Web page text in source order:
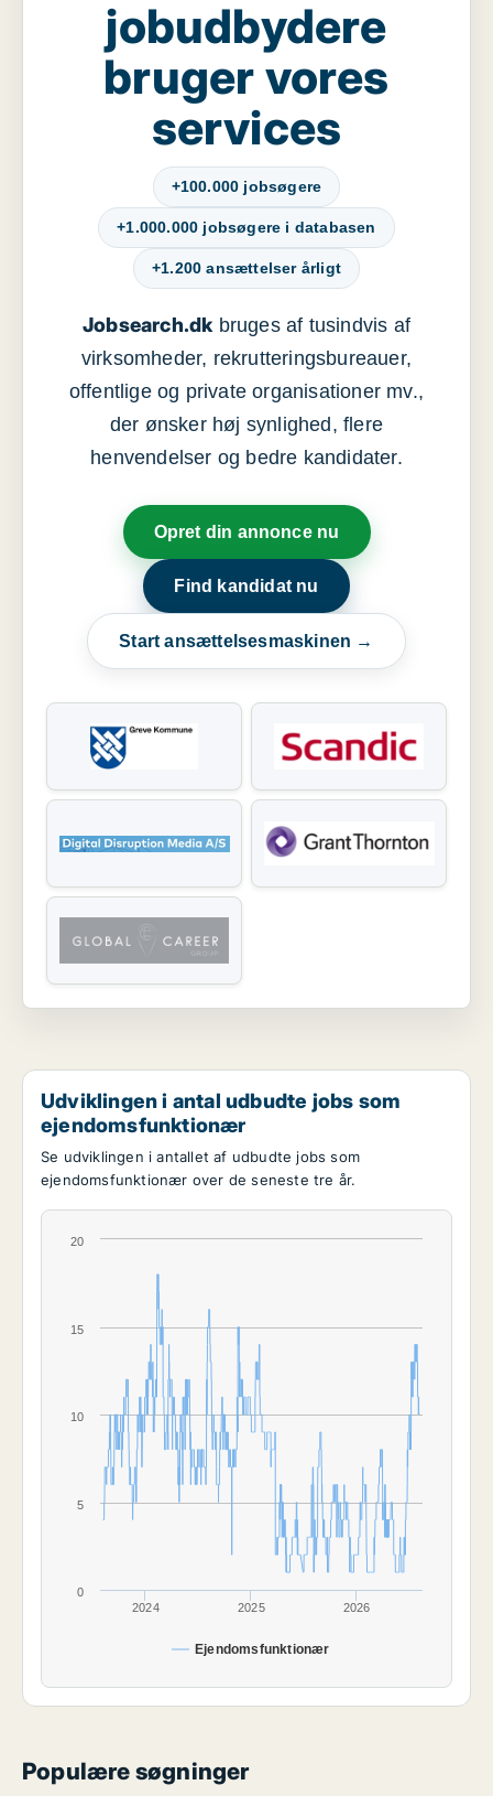
jobudbydere
bruger vores
services
+100.000 jobsøgere
+1.000.000 jobsøgere i databasen
+1.200 ansættelser årligt
Jobsearch.dkbruges af tusindvis af
virksomheder, rekrutteringsbureauer,
offentlige og private organisationer mv.,
der ønsker høj synlighed, flere
henvendelser og bedre kandidater.
Opret din annonce nu
Find kandidat nu
Start ansættelsesmaskinen →
Udviklingen i antal udbudte jobs som
ejendomsfunktionær
Se udviklingen i antallet af udbudte jobs som
ejendomsfunktionær over de seneste tre år.
Ejendomsfunktionær
2024 2025 2026
0
5
10
15
20
Populære søgninger